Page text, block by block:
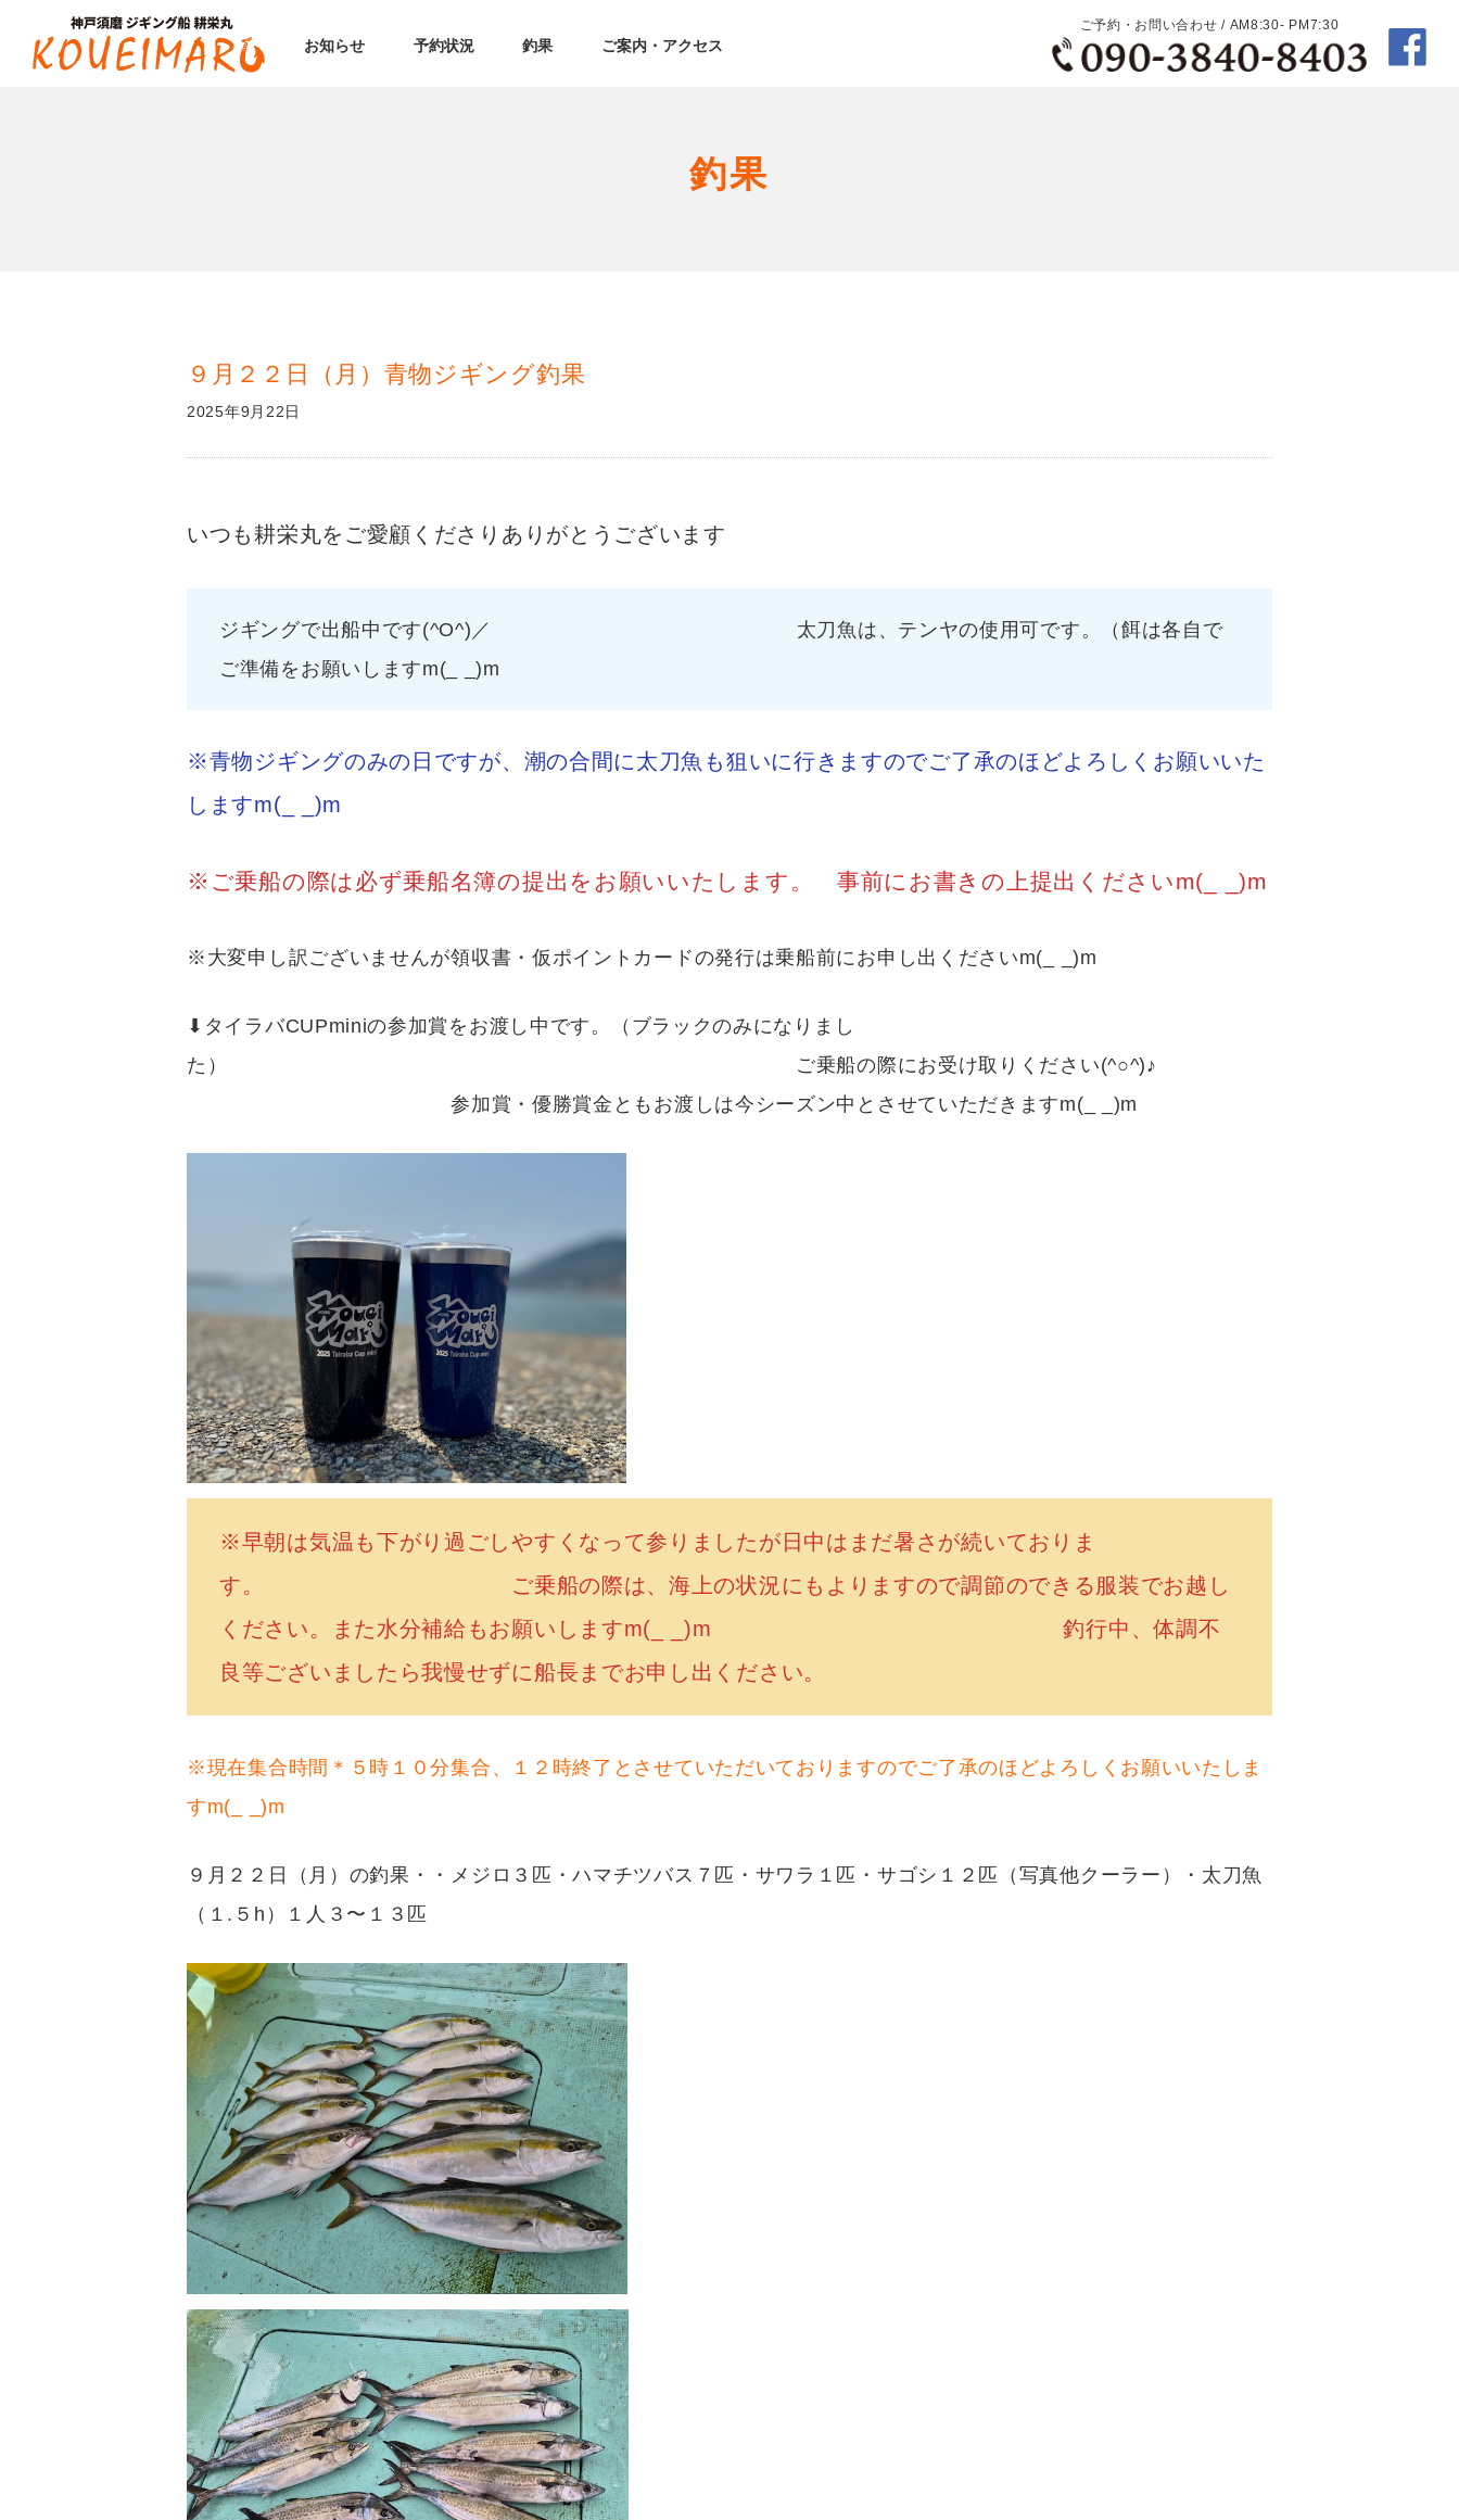
お知らせ 予約状況 釣果 ご案内・アクセス
ご予約・お問い合わせ / AM8:30- PM7:30
釣果
９月２２日（月）青物ジギング釣果
2025年9月22日
いつも耕栄丸をご愛顧くださりありがとうございます
ジギングで出船中です(^O^)／ 太刀魚は、テンヤの使用可です。（餌は各自で
ご準備をお願いしますm(_ _)m
※青物ジギングのみの日ですが、潮の合間に太刀魚も狙いに行きますのでご了承のほどよろしくお願いいた
しますm(_ _)m
※ご乗船の際は必ず乗船名簿の提出をお願いいたします。 事前にお書きの上提出くださいm(_ _)m
※大変申し訳ございませんが領収書・仮ポイントカードの発行は乗船前にお申し出くださいm(_ _)m
⬇︎タイラバCUPminiの参加賞をお渡し中です。（ブラックのみになりまし
た） ご乗船の際にお受け取りください(^○^)♪
参加賞・優勝賞金ともお渡しは今シーズン中とさせていただきますm(_ _)m
※早朝は気温も下がり過ごしやすくなって参りましたが日中はまだ暑さが続いておりま
す。 ご乗船の際は、海上の状況にもよりますので調節のできる服装でお越し
ください。また水分補給もお願いしますm(_ _)m 釣行中、体調不
良等ございましたら我慢せずに船長までお申し出ください。
※現在集合時間＊５時１０分集合、１２時終了とさせていただいておりますのでご了承のほどよろしくお願いいたしま
すm(_ _)m
９月２２日（月）の釣果・・メジロ３匹・ハマチツバス７匹・サワラ１匹・サゴシ１２匹（写真他クーラー）・太刀魚
（１.５h）１人３〜１３匹